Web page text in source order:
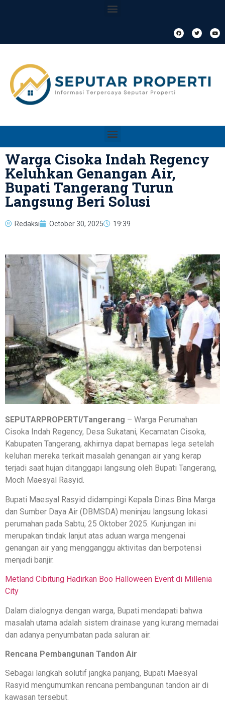
Warga Cisoka Indah Regency
Keluhkan Genangan Air,
Bupati Tangerang Turun
Langsung Beri Solusi
Redaksi October 30, 2025 19:39
SEPUTARPROPERTI/Tangerang – Warga Perumahan
Cisoka Indah Regency, Desa Sukatani, Kecamatan Cisoka,
Kabupaten Tangerang, akhirnya dapat bernapas lega setelah
keluhan mereka terkait masalah genangan air yang kerap
terjadi saat hujan ditanggapi langsung oleh Bupati Tangerang,
Moch Maesyal Rasyid.
Bupati Maesyal Rasyid didampingi Kepala Dinas Bina Marga
dan Sumber Daya Air (DBMSDA) meninjau langsung lokasi
perumahan pada Sabtu, 25 Oktober 2025. Kunjungan ini
merupakan tindak lanjut atas aduan warga mengenai
genangan air yang mengganggu aktivitas dan berpotensi
menjadi banjir.
Metland Cibitung Hadirkan Boo Halloween Event di Millenia
City
Dalam dialognya dengan warga, Bupati mendapati bahwa
masalah utama adalah sistem drainase yang kurang memadai
dan adanya penyumbatan pada saluran air.
Rencana Pembangunan Tandon Air
Sebagai langkah solutif jangka panjang, Bupati Maesyal
Rasyid mengumumkan rencana pembangunan tandon air di
kawasan tersebut.